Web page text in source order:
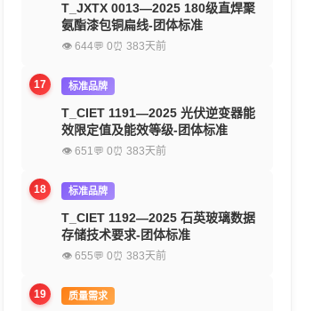
T_JXTX 0013—2025 180级直焊聚
氨酯漆包铜扁线-团体标准
👁 644💬 0⏰ 383天前
17 标准品牌
T_CIET 1191—2025 光伏逆变器能
效限定值及能效等级-团体标准
👁 651💬 0⏰ 383天前
18 标准品牌
T_CIET 1192—2025 石英玻璃数据
存储技术要求-团体标准
👁 655💬 0⏰ 383天前
19 质量需求